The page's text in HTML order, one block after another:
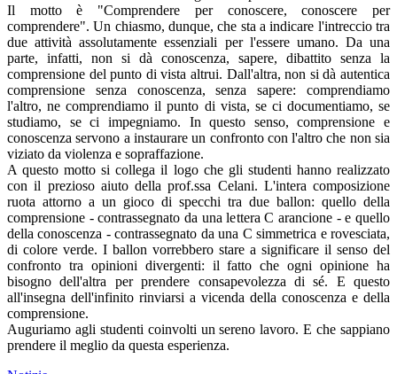
Il motto è "Comprendere per conoscere, conoscere per
comprendere". Un chiasmo, dunque, che sta a indicare l'intreccio tra
due attività assolutamente essenziali per l'essere umano. Da una
parte, infatti, non si dà conoscenza, sapere, dibattito senza la
comprensione del punto di vista altrui. Dall'altra, non si dà autentica
comprensione senza conoscenza, senza sapere: comprendiamo
l'altro, ne comprendiamo il punto di vista, se ci documentiamo, se
studiamo, se ci impegniamo. In questo senso, comprensione e
conoscenza servono a instaurare un confronto con l'altro che non sia
viziato da violenza e sopraffazione.
A questo motto si collega il logo che gli studenti hanno realizzato
con il prezioso aiuto della prof.ssa Celani. L'intera composizione
ruota attorno a un gioco di specchi tra due ballon: quello della
comprensione - contrassegnato da una lettera C arancione - e quello
della conoscenza - contrassegnato da una C simmetrica e rovesciata,
di colore verde. I ballon vorrebbero stare a significare il senso del
confronto tra opinioni divergenti: il fatto che ogni opinione ha
bisogno dell'altra per prendere consapevolezza di sé. E questo
all'insegna dell'infinito rinviarsi a vicenda della conoscenza e della
comprensione.
Auguriamo agli studenti coinvolti un sereno lavoro. E che sappiano
prendere il meglio da questa esperienza.